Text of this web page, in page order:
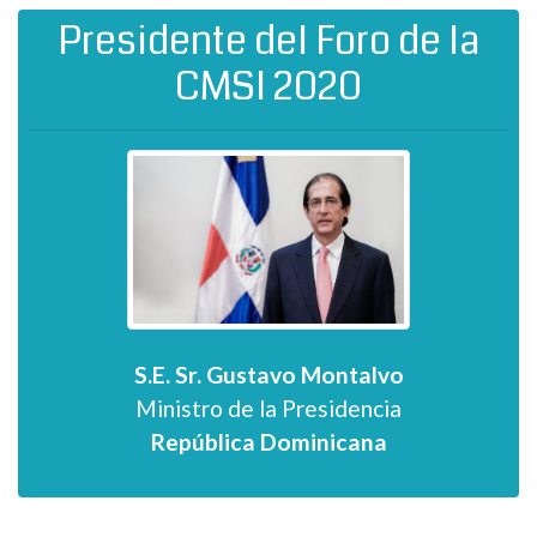
Presidente del Foro de la
CMSI 2020
S.E. Sr. Gustavo Montalvo
Ministro de la Presidencia
República Dominicana